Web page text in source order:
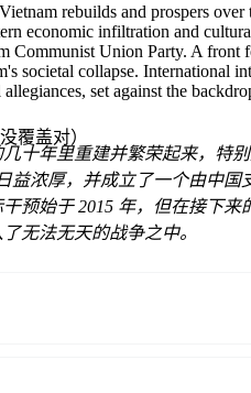
rebuilds and prospers
economic infiltration and
Communist Union Party. A front
societal collapse. International
set against the
十年里重建并繁荣起来，特
浓厚，并成立了一个由中
预始于 2015 年，但在接下
无法无天的战争之中。
覆盖对）